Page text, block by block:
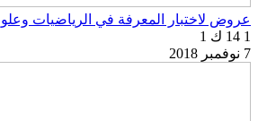
عروض لاختبار المعرفة في الرياضيات وعلوم
1 14 ك
1
7 نوفمبر 2018